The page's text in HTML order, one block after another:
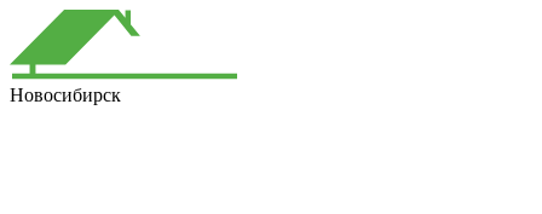
Новосибирск